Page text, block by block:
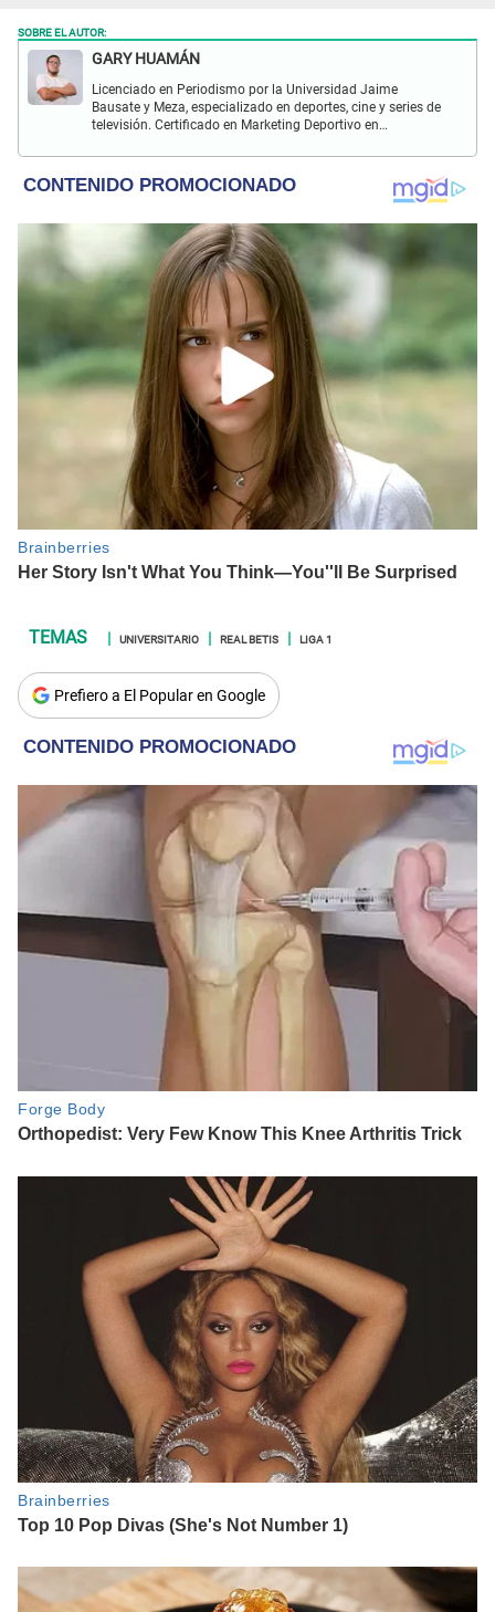
SOBRE EL AUTOR:
GARY HUAMÁN
Licenciado en Periodismo por la Universidad Jaime
Bausate y Meza, especializado en deportes, cine y series de
televisión. Certificado en Marketing Deportivo en
SEO durante más de 5 años.
UNIVERSITARIO REAL BETIS LIGA 1
Prefiero a El Popular en Google